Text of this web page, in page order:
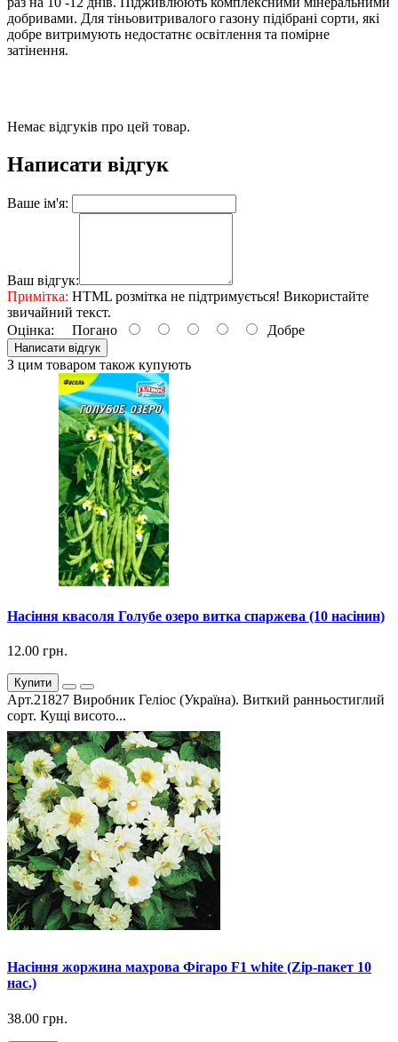
добривами. Для тіньовитривалого газону підібрані сорти, які
добре витримують недостатнє освітлення та помірне
затінення.
Немає відгуків про цей товар.
Написати відгук
Ваше ім'я:
Ваш відгук:
Примітка: HTML розмітка не підтримується! Використайте
звичайний текст.
Оцінка: Погано Добре
Написати відгук
З цим товаром також купують
Насіння квасоля Голубе озеро витка спаржева (10 насінин)
12.00 грн.
Купити
Арт.21827 Виробник Геліос (Україна). Виткий ранньостиглий
сорт. Кущі висото...
Насіння жоржина махрова Фігаро F1 white (Zip-пакет 10
нас.)
38.00 грн.